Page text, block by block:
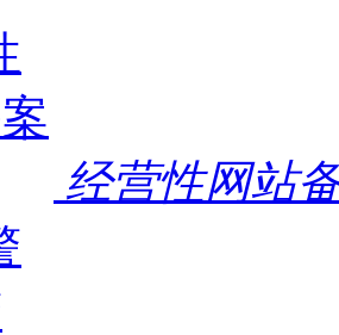
经营性网站